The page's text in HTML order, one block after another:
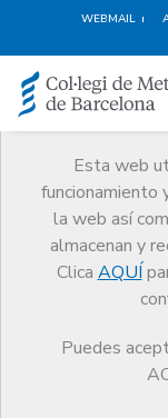
WEBMAIL
Esta web
funcionamiento
la web así
almacenan y
Clica AQUÍ
Puedes
Servicios
Requisitos ejercicio